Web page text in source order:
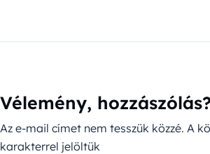
Vélemény,
Az e-mail címet nem tesszük közzé. A
karakterrel jelöltük